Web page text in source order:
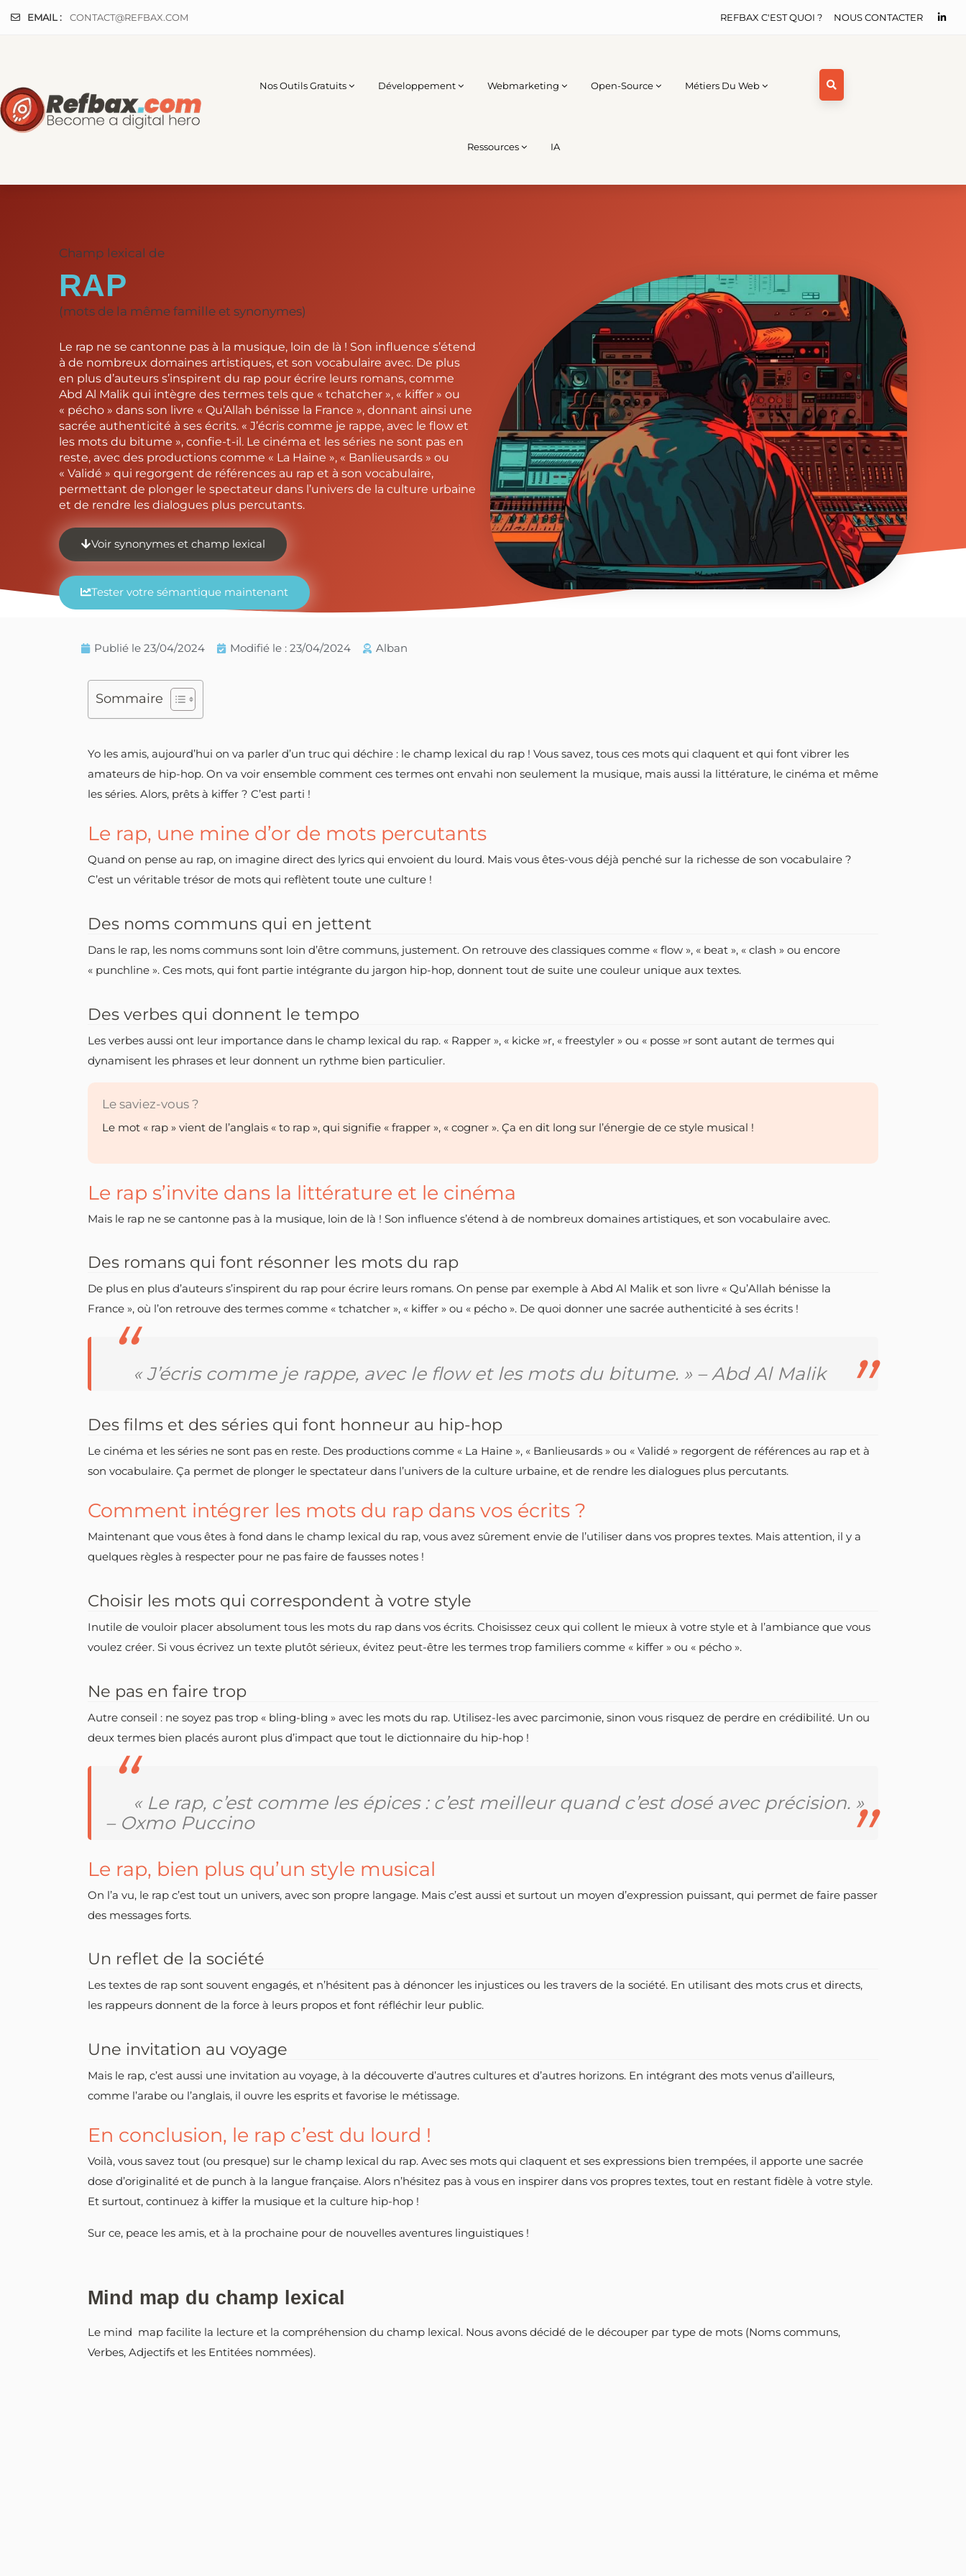
EMAIL : CONTACT@REFBAX.COM NOUS CONTACTER
REFBAX C'EST QUOI ?
Nos Outils Gratuits Développement Webmarketing Open-Source Métiers Du Web
Ressources IA
Champ lexical de
RAP
(mots de la même famille et synonymes)
Le rap ne se cantonne pas à la musique, loin de là ! Son influence s’étend
à de nombreux domaines artistiques, et son vocabulaire avec. De plus
en plus d’auteurs s’inspirent du rap pour écrire leurs romans, comme
Abd Al Malik qui intègre des termes tels que « tchatcher », « kiffer » ou
« pécho » dans son livre « Qu’Allah bénisse la France », donnant ainsi une
sacrée authenticité à ses écrits. « J’écris comme je rappe, avec le flow et
les mots du bitume », confie-t-il. Le cinéma et les séries ne sont pas en
reste, avec des productions comme « La Haine », « Banlieusards » ou
« Validé » qui regorgent de références au rap et à son vocabulaire,
permettant de plonger le spectateur dans l’univers de la culture urbaine
et de rendre les dialogues plus percutants.
Voir synonymes et champ lexical
Tester votre sémantique maintenant
Publié le 23/04/2024 Modifié le : 23/04/2024 Alban
Sommaire
Yo les amis, aujourd’hui on va parler d’un truc qui déchire : le champ lexical du rap ! Vous savez, tous ces mots qui claquent et qui font vibrer les
amateurs de hip-hop. On va voir ensemble comment ces termes ont envahi non seulement la musique, mais aussi la littérature, le cinéma et même
les séries. Alors, prêts à kiffer ? C’est parti !
Le rap, une mine d’or de mots percutants
Quand on pense au rap, on imagine direct des lyrics qui envoient du lourd. Mais vous êtes-vous déjà penché sur la richesse de son vocabulaire ?
C’est un véritable trésor de mots qui reflètent toute une culture !
Des noms communs qui en jettent
Dans le rap, les noms communs sont loin d’être communs, justement. On retrouve des classiques comme « flow », « beat », « clash » ou encore
« punchline ». Ces mots, qui font partie intégrante du jargon hip-hop, donnent tout de suite une couleur unique aux textes.
Des verbes qui donnent le tempo
Les verbes aussi ont leur importance dans le champ lexical du rap. « Rapper », « kicke »r, « freestyler » ou « posse »r sont autant de termes qui
dynamisent les phrases et leur donnent un rythme bien particulier.
Le saviez-vous ?
Le mot « rap » vient de l’anglais « to rap », qui signifie « frapper », « cogner ». Ça en dit long sur l’énergie de ce style musical !
Le rap s’invite dans la littérature et le cinéma
Mais le rap ne se cantonne pas à la musique, loin de là ! Son influence s’étend à de nombreux domaines artistiques, et son vocabulaire avec.
Des romans qui font résonner les mots du rap
De plus en plus d’auteurs s’inspirent du rap pour écrire leurs romans. On pense par exemple à Abd Al Malik et son livre « Qu’Allah bénisse la
France », où l’on retrouve des termes comme « tchatcher », « kiffer » ou « pécho ». De quoi donner une sacrée authenticité à ses écrits !
« J’écris comme je rappe, avec le flow et les mots du bitume. » – Abd Al Malik
Des films et des séries qui font honneur au hip-hop
Le cinéma et les séries ne sont pas en reste. Des productions comme « La Haine », « Banlieusards » ou « Validé » regorgent de références au rap et à
son vocabulaire. Ça permet de plonger le spectateur dans l’univers de la culture urbaine, et de rendre les dialogues plus percutants.
Comment intégrer les mots du rap dans vos écrits ?
Maintenant que vous êtes à fond dans le champ lexical du rap, vous avez sûrement envie de l’utiliser dans vos propres textes. Mais attention, il y a
quelques règles à respecter pour ne pas faire de fausses notes !
Choisir les mots qui correspondent à votre style
Inutile de vouloir placer absolument tous les mots du rap dans vos écrits. Choisissez ceux qui collent le mieux à votre style et à l’ambiance que vous
voulez créer. Si vous écrivez un texte plutôt sérieux, évitez peut-être les termes trop familiers comme « kiffer » ou « pécho ».
Ne pas en faire trop
Autre conseil : ne soyez pas trop « bling-bling » avec les mots du rap. Utilisez-les avec parcimonie, sinon vous risquez de perdre en crédibilité. Un ou
deux termes bien placés auront plus d’impact que tout le dictionnaire du hip-hop !
« Le rap, c’est comme les épices : c’est meilleur quand c’est dosé avec précision. »
– Oxmo Puccino
Le rap, bien plus qu’un style musical
On l’a vu, le rap c’est tout un univers, avec son propre langage. Mais c’est aussi et surtout un moyen d’expression puissant, qui permet de faire passer
des messages forts.
Un reflet de la société
Les textes de rap sont souvent engagés, et n’hésitent pas à dénoncer les injustices ou les travers de la société. En utilisant des mots crus et directs,
les rappeurs donnent de la force à leurs propos et font réfléchir leur public.
Une invitation au voyage
Mais le rap, c’est aussi une invitation au voyage, à la découverte d’autres cultures et d’autres horizons. En intégrant des mots venus d’ailleurs,
comme l’arabe ou l’anglais, il ouvre les esprits et favorise le métissage.
En conclusion, le rap c’est du lourd !
Voilà, vous savez tout (ou presque) sur le champ lexical du rap. Avec ses mots qui claquent et ses expressions bien trempées, il apporte une sacrée
dose d’originalité et de punch à la langue française. Alors n’hésitez pas à vous en inspirer dans vos propres textes, tout en restant fidèle à votre style.
Et surtout, continuez à kiffer la musique et la culture hip-hop !
Sur ce, peace les amis, et à la prochaine pour de nouvelles aventures linguistiques !
Mind map du champ lexical
Le mind map facilite la lecture et la compréhension du champ lexical. Nous avons décidé de le découper par type de mots (Noms communs,
Verbes, Adjectifs et les Entitées nommées).